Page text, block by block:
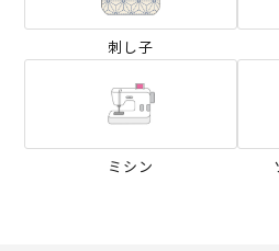
刺し子
ミシン